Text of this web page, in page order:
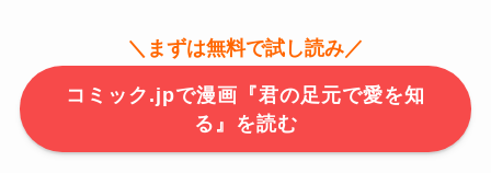
＼まずは無料で試し読み／
コミック.jpで漫画『君の足元で愛を知
る』を読む